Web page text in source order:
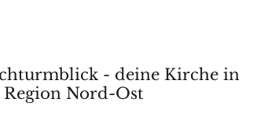
- deine Kirche in
Region Nord-Ost